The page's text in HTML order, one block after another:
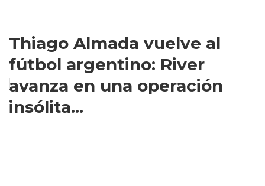
Thiago Almada vuelve al
fútbol argentino: River
avanza en una operación
insólita...